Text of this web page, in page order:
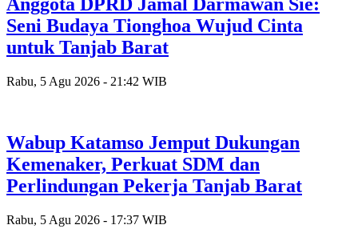
Anggota DPRD Jamal Darmawan Sie:
Seni Budaya Tionghoa Wujud Cinta
untuk Tanjab Barat
Rabu, 5 Agu 2026 - 21:42 WIB
Wabup Katamso Jemput Dukungan
Kemenaker, Perkuat SDM dan
Perlindungan Pekerja Tanjab Barat
Rabu, 5 Agu 2026 - 17:37 WIB